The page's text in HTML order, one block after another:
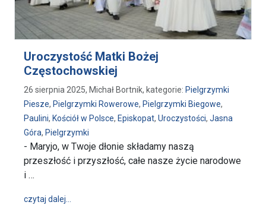
Uroczystość Matki Bożej
Częstochowskiej
26 sierpnia 2025, Michał Bortnik, kategorie: Pielgrzymki
Piesze, Pielgrzymki Rowerowe, Pielgrzymki Biegowe,
Paulini, Kościół w Polsce, Episkopat, Uroczystości, Jasna
Góra, Pielgrzymki
- Maryjo, w Twoje dłonie składamy naszą
przeszłość i przyszłość, całe nasze życie narodowe
i …
czytaj dalej…